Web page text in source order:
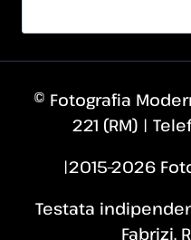
© Fotografia
221 (RM) |
|2015–2026
Testata
Fabrizi,